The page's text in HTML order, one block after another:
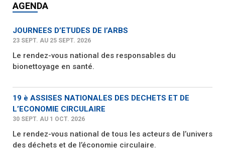
AGENDA
JOURNEES D’ETUDES DE l’ARBS
23 SEPT. AU 25 SEPT. 2026
Le rendez-vous national des responsables du
bionettoyage en santé.
19 è ASSISES NATIONALES DES DECHETS ET DE
L’ECONOMIE CIRCULAIRE
30 SEPT. AU 1 OCT. 2026
Le rendez-vous national de tous les acteurs de l’univers
des déchets et de l’économie circulaire.